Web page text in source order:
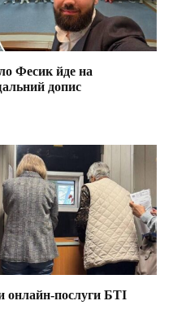
Фесик йде на
допис
онлайн-послуги БТІ